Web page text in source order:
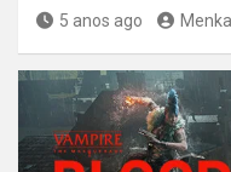
5 anos ago